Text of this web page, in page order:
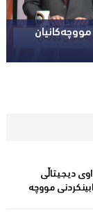
دیجیتاڵی
مووچه‌